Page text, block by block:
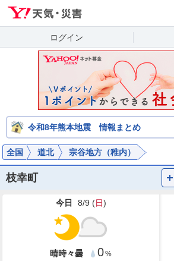
ログイン
令和8年熊本地震 情報まとめ
全国 道北 宗谷地方（稚内）
枝幸町
今日 8/9 (日)
晴時々曇 0%